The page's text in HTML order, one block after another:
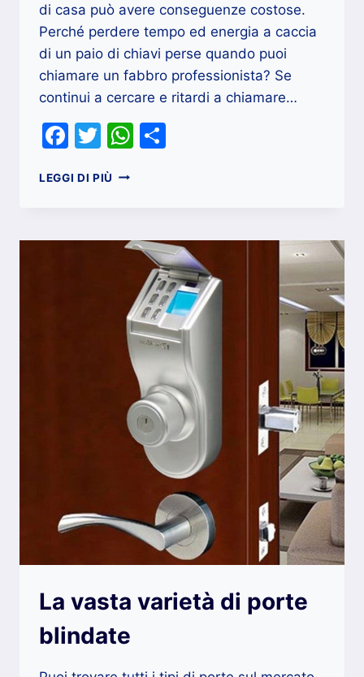
di casa può avere conseguenze costose.
Perché perdere tempo ed energia a caccia
di un paio di chiavi perse quando puoi
chiamare un fabbro professionista? Se
continui a cercare e ritardi a chiamare…
Facebook
TwitterWhatsApp
LEGGI DI PIÙ 7
UN
FABBRO
CAMBIARE
TUE
SERRATURE
La vasta varietà di porte
blindate